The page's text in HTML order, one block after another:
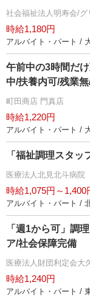
社会福祉法人明寿会/
時給1,180円
アルバイト・パート /
午前中の3時間だ
中/扶養内可/残業
町田商店 門真店
時給1,220円
アルバイト・パート /
「福祉調理スタ
医療法人北見北斗病院
時給1,075円～1,400
アルバイト・パート /
「週1から可」調
ア/社会保障完備
医療法人財団利定会大
時給1,240円
アルバイト・パート /